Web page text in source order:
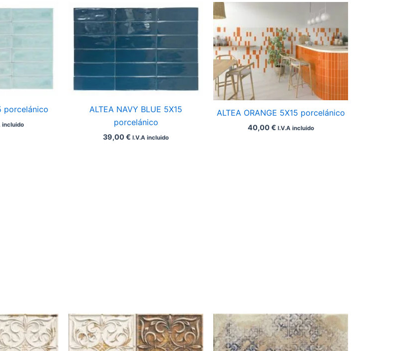
porcelánico
incluido
ALTEA NAVY BLUE 5X15
porcelánico
39,00€ I.V.A incluido
ALTEA ORANGE 5X15 porcelánico
40,00€ I.V.A incluido